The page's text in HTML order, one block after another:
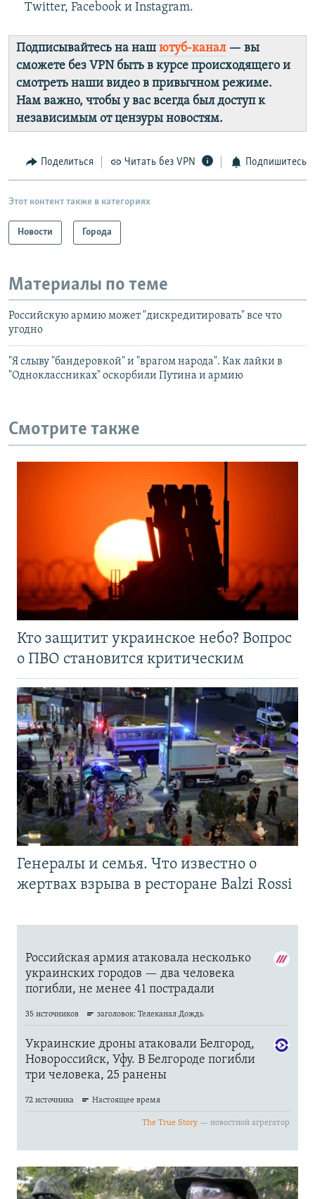
Twitter, Facebook и Instagram.
Подписывайтесь на наш ютуб-канал— вы
сможете без VPN быть в курсе происходящего и
смотреть наши видео в привычном режиме.
Нам важно, чтобы у вас всегда был доступ к
независимым от цензуры новостям.
Поделиться Читать без VPN Подпишитесь
Этот контент также в категориях
Новости Города
Материалы по теме
Российскую армию может "дискредитировать" все что
угодно
"Я слыву "бандеровкой" и "врагом народа". Как лайки в
"Одноклассниках" оскорбили Путина и армию
Смотрите также
Кто защитит украинское небо? Вопрос
о ПВО становится критическим
Генералы и семья. Что известно о
жертвах взрыва в ресторане Balzi Rossi